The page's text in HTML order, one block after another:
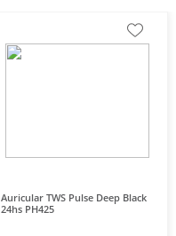
Auricular TWS Pulse Deep Black
24hs PH425